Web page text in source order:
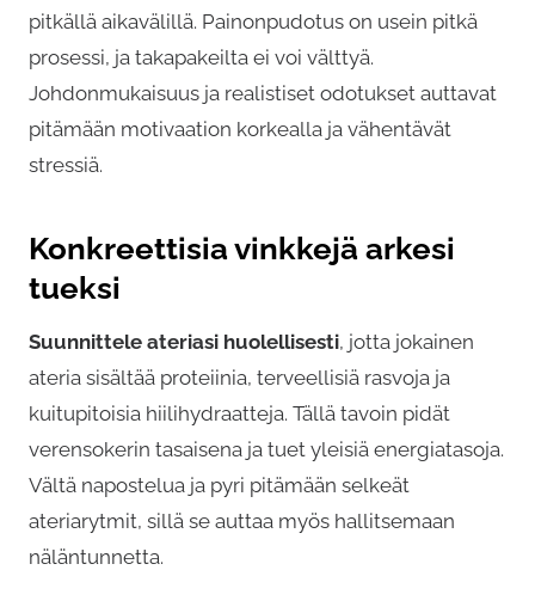
n
n
o
e
e
n
s
i
pitkällä aikavälillä. Painonpudotus on usein pitkä
prosessi, ja takapakeilta ei voi välttyä.
Johdonmukaisuus ja realistiset odotukset auttavat
pitämään motivaation korkealla ja vähentävät
stressiä.
Konkreettisia vinkkejä arkesi
tueksi
Suunnittele ateriasi huolellisesti, jotta jokainen
ateria sisältää proteiinia, terveellisiä rasvoja ja
kuitupitoisia hiilihydraatteja. Tällä tavoin pidät
verensokerin tasaisena ja tuet yleisiä energiatasoja.
Vältä napostelua ja pyri pitämään selkeät
ateriarytmit, sillä se auttaa myös hallitsemaan
näläntunnetta.